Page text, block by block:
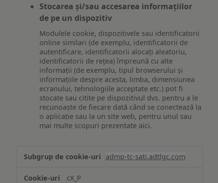
Stocarea și/sau accesarea informațiilor
de pe un dispozitiv
Modulele cookie, dispozitivele sau identificatorii
online similari (de exemplu, identificatorii de
autentificare, identificatorii alocați aleatoriu,
identificatorii de rețea) împreună cu alte
informații (de exemplu, tipul browserului și
informațiile despre acesta, limba, dimensiunea
ecranului, tehnologiile acceptate etc.) pot fi
stocate sau citite pe dispozitivul dvs. pentru a le
recunoaște de fiecare dată când se conectează la
o aplicație sau la un site web, pentru unul sau
mai multe scopuri prezentate aici.
și/sau
admp-tc-sati.adtlgc.com
cX_P